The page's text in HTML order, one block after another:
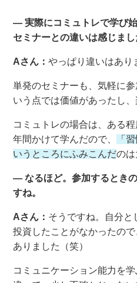
― 実際にコミュトレで学び
セミナーとの違いは感じまし
Aさん：やっぱり違いはあり
単発のセミナーも、気軽に
いう点では価値があったし、
コミュトレの場合は、ある
年間かけて学んだので、
「
いうところにふみこんだのは
― なるほど。参加するとき
すね。
Aさん： そうですね。自分と
投資したことがなかったの
ありました（笑）
コミュニケーション能力を